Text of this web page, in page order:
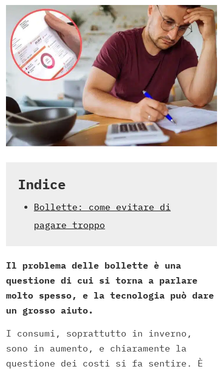
Indice
Bollette: come evitare di
pagare troppo
Il problema delle bollette è una
questione di cui si torna a parlare
molto spesso, e la tecnologia può dare
un grosso aiuto.
I consumi, soprattutto in inverno,
sono in aumento, e chiaramente la
questione dei costi si fa sentire. È